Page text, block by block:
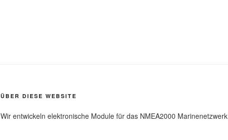
ÜBER DIESE WEBSITE
Wir entwickeln elektronische Module für das NMEA2000 Marinenetzwerk